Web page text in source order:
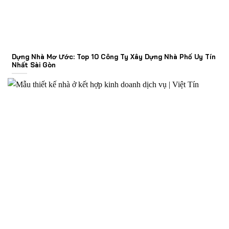
Dựng Nhà Mơ Ước: Top 10 Công Ty Xây Dựng Nhà Phố Uy Tín
Nhất Sài Gòn